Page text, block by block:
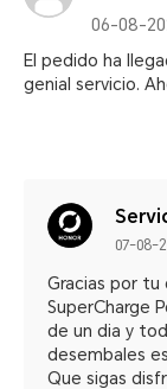
06-08-
El pedido ha
genial servicio.
07-08-
Gracias por tu
SuperCharge
de un dia y
desembales
Que sigas